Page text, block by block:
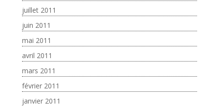
juillet 2011
juin 2011
mai 2011
avril 2011
mars 2011
février 2011
janvier 2011